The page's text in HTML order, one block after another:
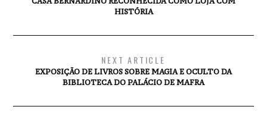
HISTÓRIA
NEXT ARTICLE
EXPOSIÇÃO DE LIVROS SOBRE MAGIA E OCULTO DA
BIBLIOTECA DO PALÁCIO DE MAFRA